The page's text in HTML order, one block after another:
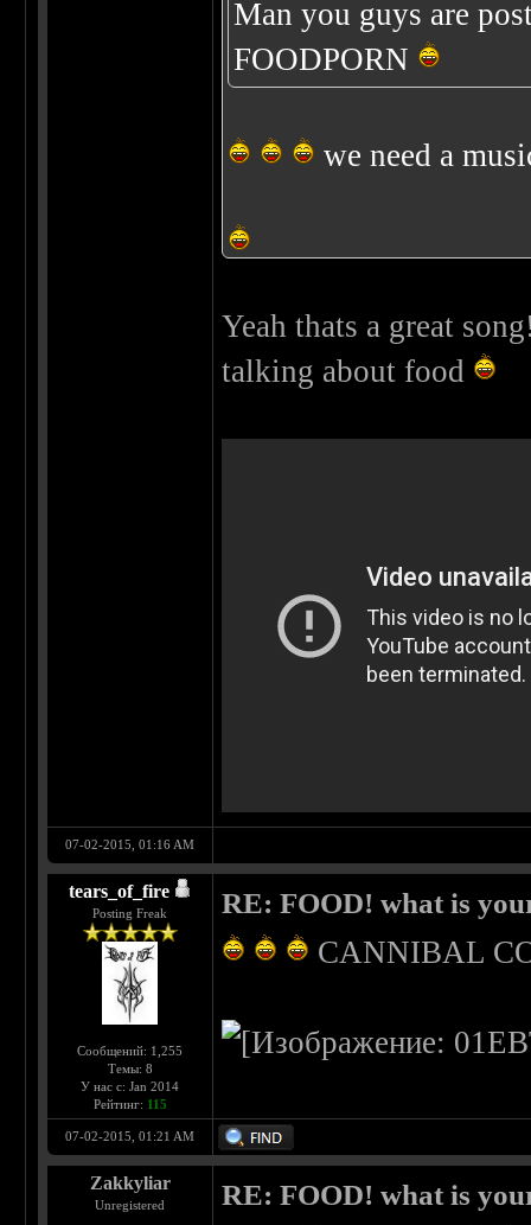
Man you guys are
FOODPORN
we need a
Yeah thats a great
talking about food
07-02-2015, 01:16 AM
tears_of_fire
Posting Freak
Сообщений: 1,255
Темы: 8
У нас с: Jan 2014
Рейтинг: 115
RE: FOOD! what is
CANNIBAL
07-02-2015, 01:21 AM
Zakkyliar
Unregistered RE: FOOD! what is